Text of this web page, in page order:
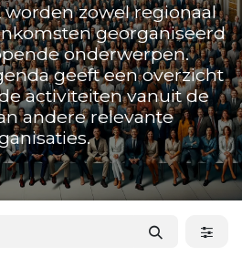
worden zowel regionaal
georganiseerd
onderwerpen.
geeft een overzicht
activiteiten vanuit de
andere relevante